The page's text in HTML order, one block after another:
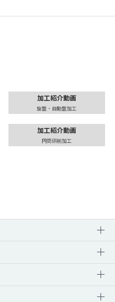
加工紹介動画
旋盤・自動盤加工
加工紹介動画
円筒研削加工